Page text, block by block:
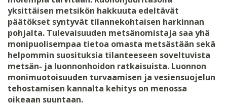
yksittäisen metsikön hakkuuta edeltävät
päätökset syntyvät tilannekohtaisen harkinnan
pohjalta. Tulevaisuuden metsänomistaja saa yhä
monipuolisempaa tietoa omasta metsästään sekä
helpommin suosituksia tilanteeseen soveltuvista
metsän- ja luonnonhoidon ratkaisuista. Luonnon
monimuotoisuuden turvaamisen ja vesiensuojelun
tehostamisen kannalta kehitys on menossa
oikeaan suuntaan.